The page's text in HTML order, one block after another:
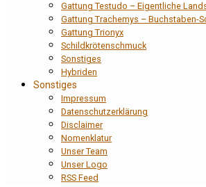
Gattung Testudo – Eigentliche
Gattung Trachemys – Buchstaben-
Gattung Trionyx
Schildkrötenschmuck
Sonstiges
Hybriden
Sonstiges
Impressum
Datenschutzerklärung
Disclaimer
Nomenklatur
Unser Team
Unser Logo
RSS Feed